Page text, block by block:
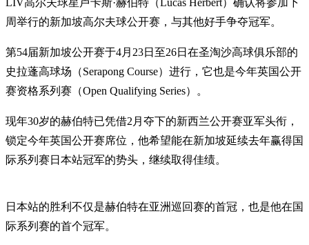
周举行的新加坡高尔夫球公开赛，与其他好手争夺冠军。
第54届新加坡公开赛于4月23日至26日在圣淘沙高球俱乐部的
史拉蓬高球场（Serapong Course）进行，它也是今年英国公开
赛资格系列赛（Open Qualifying Series）。
现年30岁的赫伯特已凭借2月夺下的新西兰公开赛亚军头衔，
锁定今年英国公开赛席位，他希望能在新加坡延续去年赢得国
际系列赛日本站冠军的势头，继续取得佳绩。
日本站的胜利不仅是赫伯特在亚洲巡回赛的首冠，也是他在国
际系列赛的首个冠军。